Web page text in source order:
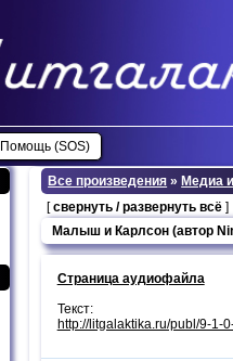
Помощь (SOS)
Все произведения »Медиа
[свернуть / развернуть всё ]
Малыш и Карлсон (автор
Страница аудиофайла
Текст:
http://litgalaktika.ru/publ/9-1-